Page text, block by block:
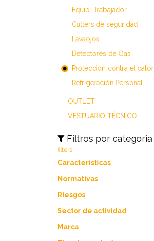
​​​​​​​​​​​​​​Equip. Trabajador
​​​​​​​​​​​​​​Cutters de seguridad
​​​​​​​​​​​​​​Lavaojos
​​​​​​​​​​​​​​Detectores de Gas
​​​​​​​​​​​​​​Protección contra el calor
Refrigeración Personal
​​​​​​​​​​​​​​OUTLET
VESTUARIO TÉCNICO
Filtros por categoría
filters
Características
Normativas
Riesgos
Sector de actividad
Marca